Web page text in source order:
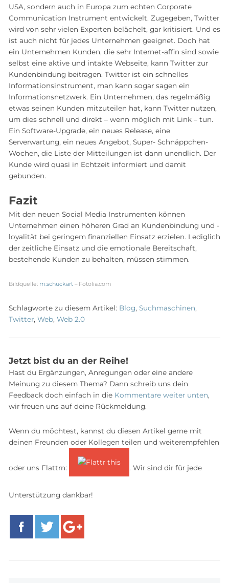
USA, sondern auch in Europa zum echten Corporate
Communication Instrument entwickelt. Zugegeben, Twitter
wird von sehr vielen Experten belächelt, gar kritisiert. Und es
ist auch nicht für jedes Unternehmen geeignet. Doch hat
ein Unternehmen Kunden, die sehr Internet-affin sind sowie
selbst eine aktive und intakte Webseite, kann Twitter zur
Kundenbindung beitragen. Twitter ist ein schnelles
Informationsinstrument, man kann sogar sagen ein
Informationsnetzwerk. Ein Unternehmen, das regelmäßig
etwas seinen Kunden mitzuteilen hat, kann Twitter nutzen,
um dies schnell und direkt – wenn möglich mit Link – tun.
Ein Software-Upgrade, ein neues Release, eine
Serverwartung, ein neues Angebot, Super- Schnäppchen-
Wochen, die Liste der Mitteilungen ist dann unendlich. Der
Kunde wird quasi in Echtzeit informiert und damit
gebunden.
Fazit
Mit den neuen Social Media Instrumenten können
Unternehmen einen höheren Grad an Kundenbindung und -
loyalität bei geringem finanziellen Einsatz erzielen. Lediglich
der zeitliche Einsatz und die emotionale Bereitschaft,
bestehende Kunden zu behalten, müssen stimmen.
Bildquelle: m.schuckart – Fotolia.com
Schlagworte zu diesem Artikel: Blog, Suchmaschinen,
Twitter, Web, Web 2.0
Jetzt bist du an der Reihe!
Hast du Ergänzungen, Anregungen oder eine andere
Meinung zu diesem Thema? Dann schreib uns dein
Feedback doch einfach in die Kommentare weiter unten,
wir freuen uns auf deine Rückmeldung.
Wenn du möchtest, kannst du diesen Artikel gerne mit
deinen Freunden oder Kollegen teilen und weiterempfehlen
oder uns Flattrn: . Wir sind dir für jede
Unterstützung dankbar!
FacebookTwitterGoogle+